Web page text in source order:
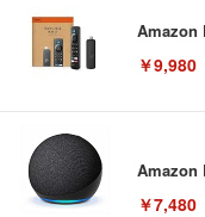
Amazon
￥9,980
Amazon
￥7,480